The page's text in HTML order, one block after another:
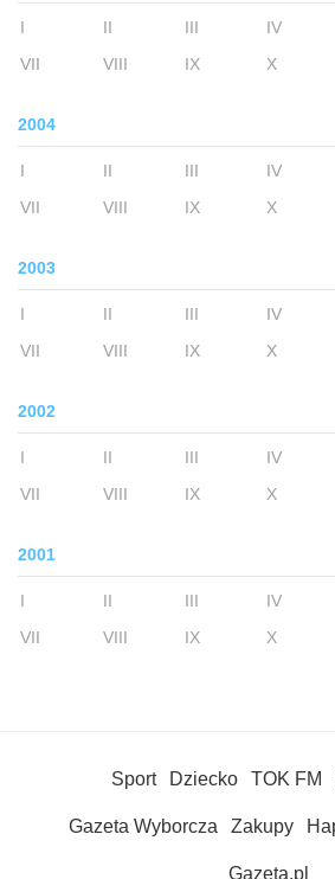
I II III IV
VII
VIII IX X
2004
I II III IV
VII
VIII IX X
2003
I II III IV
VII
VIII IX X
2002
I II III IV
VII
VIII IX X
2001
I II III IV
VII
VIII IX X
Sport Dziecko TOK FM
Gazeta Wyborcza Zakupy
Gazeta.pl